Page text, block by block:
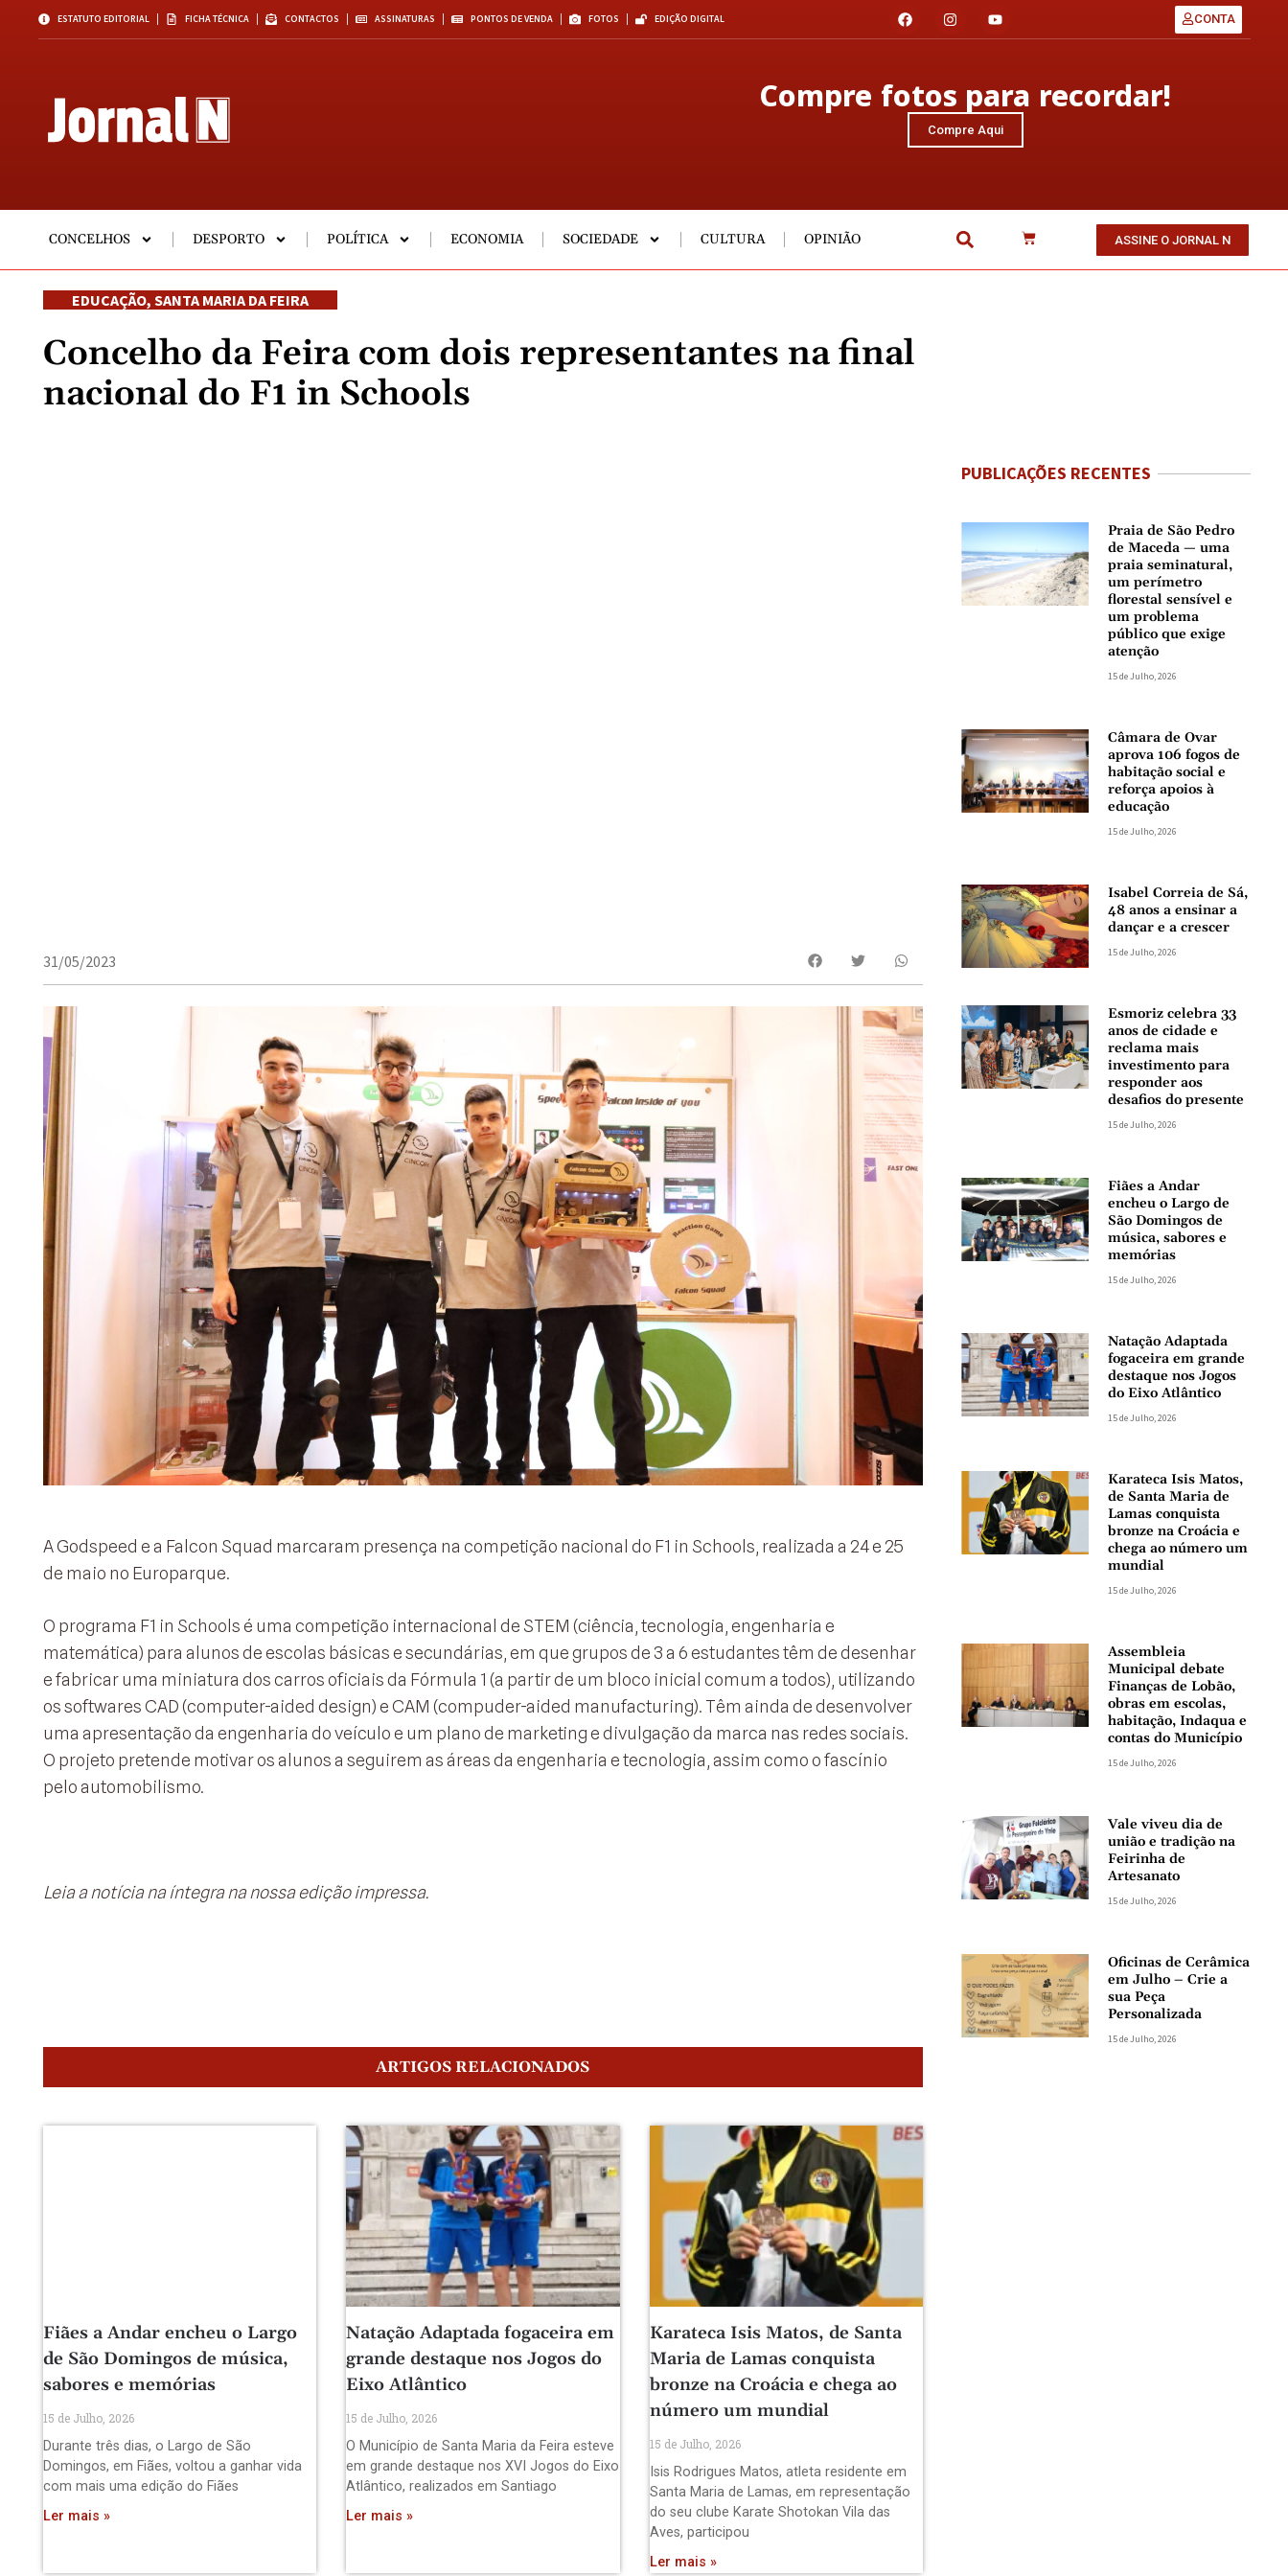
ESTATUTO EDITORIAL FICHA TÉCNICA CONTACTOS ASSINATURAS PONTOS DE VENDA FOTOS EDIÇÃO DIGITAL CONTA
Compre fotos para recordar!
Compre Aqui
CONCELHOS DESPORTO POLÍTICA ECONOMIA SOCIEDADE CULTURA OPINIÃO ASSINE O JORNAL N
EDUCAÇÃO, SANTA MARIA DA FEIRA
Concelho da Feira com dois representantes na final
nacional do F1 in Schools
31/05/2023
A Godspeed e a Falcon Squad marcaram presença na competição nacional do F1 in Schools, realizada a 24 e 25
de maio no Europarque.
O programa F1 in Schools é uma competição internacional de STEM (ciência, tecnologia, engenharia e
matemática) para alunos de escolas básicas e secundárias, em que grupos de 3 a 6 estudantes têm de desenhar
e fabricar uma miniatura dos carros oficiais da Fórmula 1 (a partir de um bloco inicial comum a todos), utilizando
os softwares CAD (computer-aided design) e CAM (compuder-aided manufacturing). Têm ainda de desenvolver
uma apresentação da engenharia do veículo e um plano de marketing e divulgação da marca nas redes sociais.
O projeto pretende motivar os alunos a seguirem as áreas da engenharia e tecnologia, assim como o fascínio
pelo automobilismo.
Leia a notícia na íntegra na nossa edição impressa.
ARTIGOS RELACIONADOS
Fiães a Andar encheu o Largo
de São Domingos de música,
sabores e memórias
15 de Julho, 2026
Durante três dias, o Largo de São
Domingos, em Fiães, voltou a ganhar vida
com mais uma edição do Fiães
Ler mais »
Natação Adaptada fogaceira em
grande destaque nos Jogos do
Eixo Atlântico
15 de Julho, 2026
O Município de Santa Maria da Feira esteve
em grande destaque nos XVI Jogos do Eixo
Atlântico, realizados em Santiago
Ler mais »
Karateca Isis Matos, de Santa
Maria de Lamas conquista
bronze na Croácia e chega ao
número um mundial
15 de Julho, 2026
Isis Rodrigues Matos, atleta residente em
Santa Maria de Lamas, em representação
do seu clube Karate Shotokan Vila das
Aves, participou
Ler mais »
PUBLICAÇÕES RECENTES
Praia de São Pedro
de Maceda — uma
praia seminatural,
um perímetro
florestal sensível e
um problema
público que exige
atenção
15 de Julho, 2026
Câmara de Ovar
aprova 106 fogos de
habitação social e
reforça apoios à
educação
15 de Julho, 2026
Isabel Correia de Sá,
48 anos a ensinar a
dançar e a crescer
15 de Julho, 2026
Esmoriz celebra 33
anos de cidade e
reclama mais
investimento para
responder aos
desafios do presente
15 de Julho, 2026
Fiães a Andar
encheu o Largo de
São Domingos de
música, sabores e
memórias
15 de Julho, 2026
Natação Adaptada
fogaceira em grande
destaque nos Jogos
do Eixo Atlântico
15 de Julho, 2026
Karateca Isis Matos,
de Santa Maria de
Lamas conquista
bronze na Croácia e
chega ao número um
mundial
15 de Julho, 2026
Assembleia
Municipal debate
Finanças de Lobão,
obras em escolas,
habitação, Indaqua e
contas do Município
15 de Julho, 2026
Vale viveu dia de
união e tradição na
Feirinha de
Artesanato
15 de Julho, 2026
Oficinas de Cerâmica
em Julho – Crie a
sua Peça
Personalizada
15 de Julho, 2026